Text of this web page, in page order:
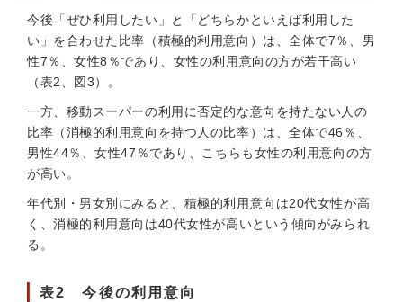
今後「ぜひ利用したい」と「どちらかといえば利用した
い」を合わせた比率（積極的利用意向）は、全体で7％、男
性7％、女性8％であり、女性の利用意向の方が若干高い
（表2、図3）。
一方、移動スーパーの利用に否定的な意向を持たない人の
比率（消極的利用意向を持つ人の比率）は、全体で46％、
男性44％、女性47％であり、こちらも女性の利用意向の方
が高い。
年代別・男女別にみると、積極的利用意向は20代女性が高
く、消極的利用意向は40代女性が高いという傾向がみられ
る。
表2 今後の利用意向